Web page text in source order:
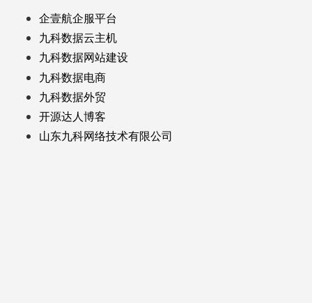
企壹航企服平台
九科数据云主机
九科数据网站建设
九科数据电商
九科数据外贸
开源达人博客
山东九科网络技术有限公司